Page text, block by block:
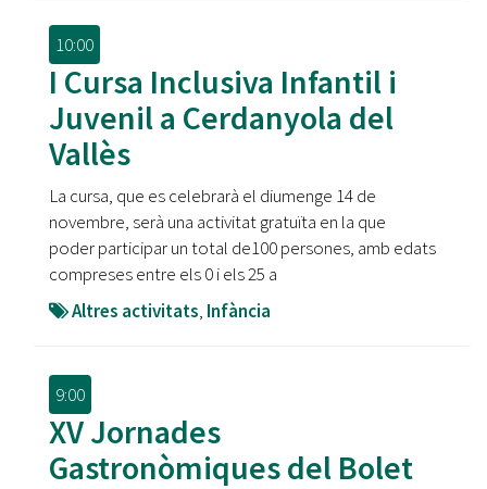
10:00
I Cursa Inclusiva Infantil i
Juvenil a Cerdanyola del
Vallès
La cursa, que es celebrarà el diumenge 14 de
novembre, serà una activitat gratuïta en la que
poder participar un total de100 persones, amb edats
compreses entre els 0 i els 25 a
Altres activitats, Infància
9:00
XV Jornades
Gastronòmiques del Bolet